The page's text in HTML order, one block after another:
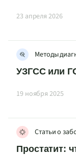
23 апреля 2026
Методы
УЗГСС или
19 ноября 2025
Статьи о
Простатит: